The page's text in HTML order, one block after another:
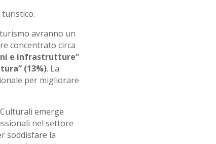
avranno un
concentrato circa
e infrastrutture”
(13%). La
per migliorare
emerge
nel settore
soddisfare la